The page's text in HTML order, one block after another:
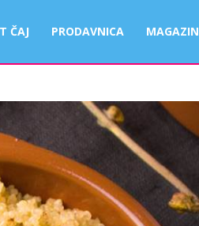
ČAJ PRODAVNICA MAGAZIN